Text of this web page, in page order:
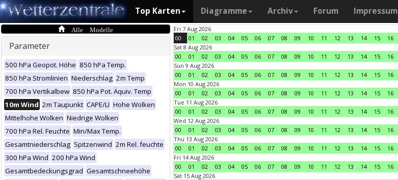
Top Karten Diagramme Archiv Forum Impressum
Alle Modelle
Parameter
500 hPa Geopot. Höhe 850 hPa Temp.
850 hPa Stromlinien Niederschlag 2m Temp
700 hPa Vertikalbew 850 hPa Pot. Äquiv. Temp
10m Wind 2m Taupunkt CAPE/LI Hohe Wolken
Mittelhohe Wolken Niedrige Wolken
700 hPa Rel. Feuchte Min/Max Temp.
Gesamtniederschlag Spitzenwind 2m Rel. feuchte
300 hPa Wind 200 hPa Wind
Gesamtbedeckungsgrad Gesamtschneehöhe
Fri 7 Aug 2026
00
01 02 03 04 05 06 07 08 09 10 11 12 13 14 15 16
Sat 8 Aug 2026
00
01 02 03 04 05 06 07 08 09 10 11 12 13 14 15 16
Sun 9 Aug 2026
00
01 02 03 04 05 06 07 08 09 10 11 12 13 14 15 16
Mon 10 Aug 2026
00
01 02 03 04 05 06 07 08 09 10 11 12 13 14 15 16
Tue 11 Aug 2026
00
01 02 03 04 05 06 07 08 09 10 11 12 13 14 15 16
Wed 12 Aug 2026
00
01 02 03 04 05 06 07 08 09 10 11 12 13 14 15 16
Thu 13 Aug 2026
00
01 02 03 04 05 06 07 08 09 10 11 12 13 14 15 16
Fri 14 Aug 2026
00
01 02 03 04 05 06 07 08 09 10 11 12 13 14 15 16
Sat 15 Aug 2026